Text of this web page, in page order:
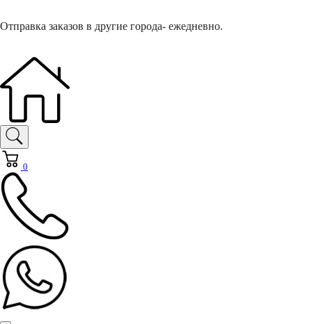
Отправка заказов в другие города- ежедневно.
0